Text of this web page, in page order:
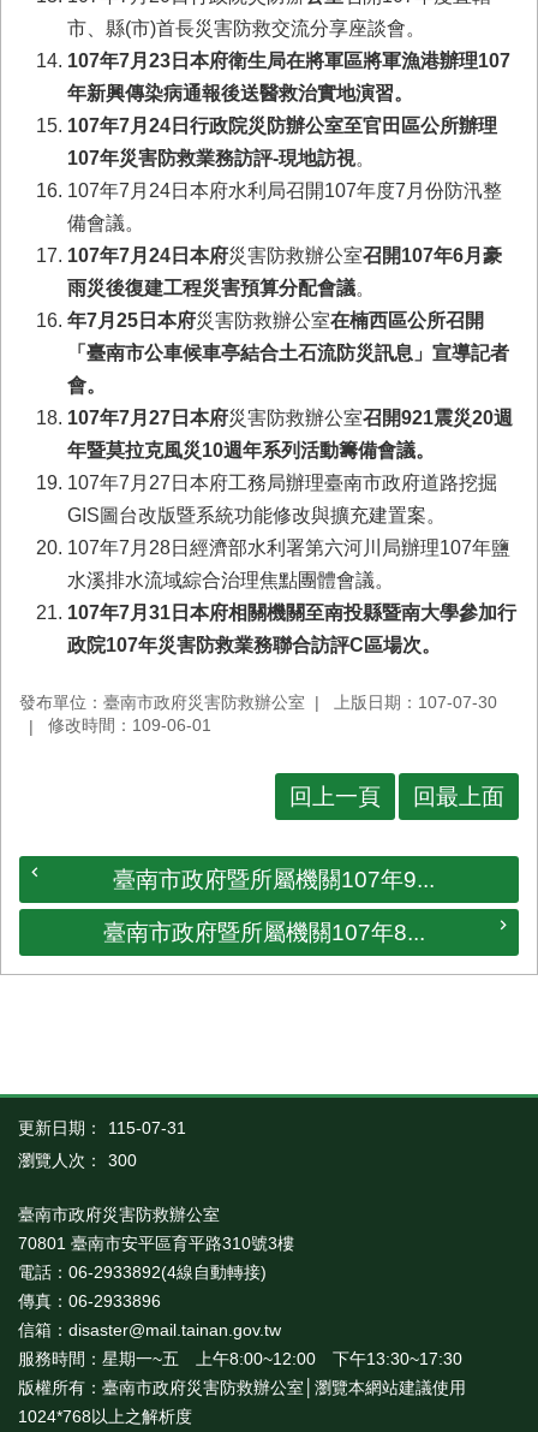
市、縣(市)首長災害防救交流分享座談會。
107年7月23日本府衛生局在將軍區將軍漁港辦理107
年新興傳染病通報後送醫救治實地演習。
107年7月24日行政院災防辦公室至官田區公所辦理
107年災害防救業務訪評-現地訪視。
107年7月24日本府水利局召開107年度7月份防汛整
備會議。
107年7月24日本府災害防救辦公室召開107年6月豪
雨災後復建工程災害預算分配會議。
年7月25日本府災害防救辦公室在楠西區公所召開
「臺南市公車候車亭結合土石流防災訊息」宣導記者
會。
107年7月27日本府災害防救辦公室召開921震災20週
年暨莫拉克風災10週年系列活動籌備會議。
107年7月27日本府工務局辦理臺南市政府道路挖掘
GIS圖台改版暨系統功能修改與擴充建置案。
107年7月28日經濟部水利署第六河川局辦理107年鹽
水溪排水流域綜合治理焦點團體會議。
107年7月31日本府相關機關至南投縣暨南大學參加行
政院107年災害防救業務聯合訪評C區場次。
發布單位：臺南市政府災害防救辦公室
上版日期：107-07-30
修改時間：109-06-01
回上一頁 回最上面
臺南市政府暨所屬機關107年9...
臺南市政府暨所屬機關107年8...
更新日期：
115-07-31
瀏覽人次：
300
臺南市政府災害防救辦公室
70801 臺南市安平區育平路310號3樓
電話：06-2933892(4線自動轉接)
傳真：06-2933896
信箱：disaster@mail.tainan.gov.tw
服務時間：星期一~五 上午8:00~12:00 下午13:30~17:30
版權所有：臺南市政府災害防救辦公室│瀏覽本網站建議使用
1024*768以上之解析度